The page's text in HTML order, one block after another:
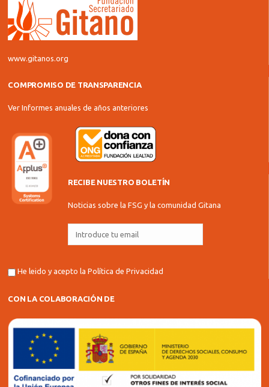
www.gitanos.org
COMPROMISO DE TRANSPARENCIA
Ver Informes anuales de años anteriores
RECIBE NUESTRO BOLETÍN
Noticias sobre la FSG y la comunidad Gitana
He leido y acepto laPolítica de Privacidad
CON LA COLABORACIÓN DE